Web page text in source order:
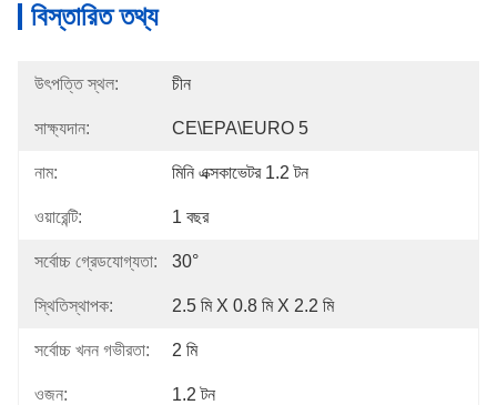
বিস্তারিত তথ্য
উৎপত্তি স্থল: চীন
সাক্ষ্যদান: CE\EPA\EURO 5
নাম: মিনি এক্সকাভেটর 1.2 টন
ওয়ারেন্টি: 1 বছর
সর্বোচ্চ গ্রেডযোগ্যতা: 30°
স্থিতিস্থাপক: 2.5 মি X 0.8 মি X 2.2 মি
সর্বোচ্চ খনন গভীরতা: 2 মি
ওজন: 1.2 টন